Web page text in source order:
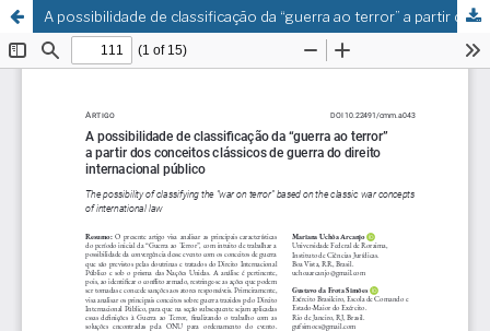
A possibilidade de classificação da “guerra ao terror” a partir dos conceitos clássicos de guerra do direito internacional público